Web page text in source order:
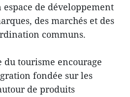
de développement
des marchés et des
communs.
du tourisme encourage
fondée sur les
de produits